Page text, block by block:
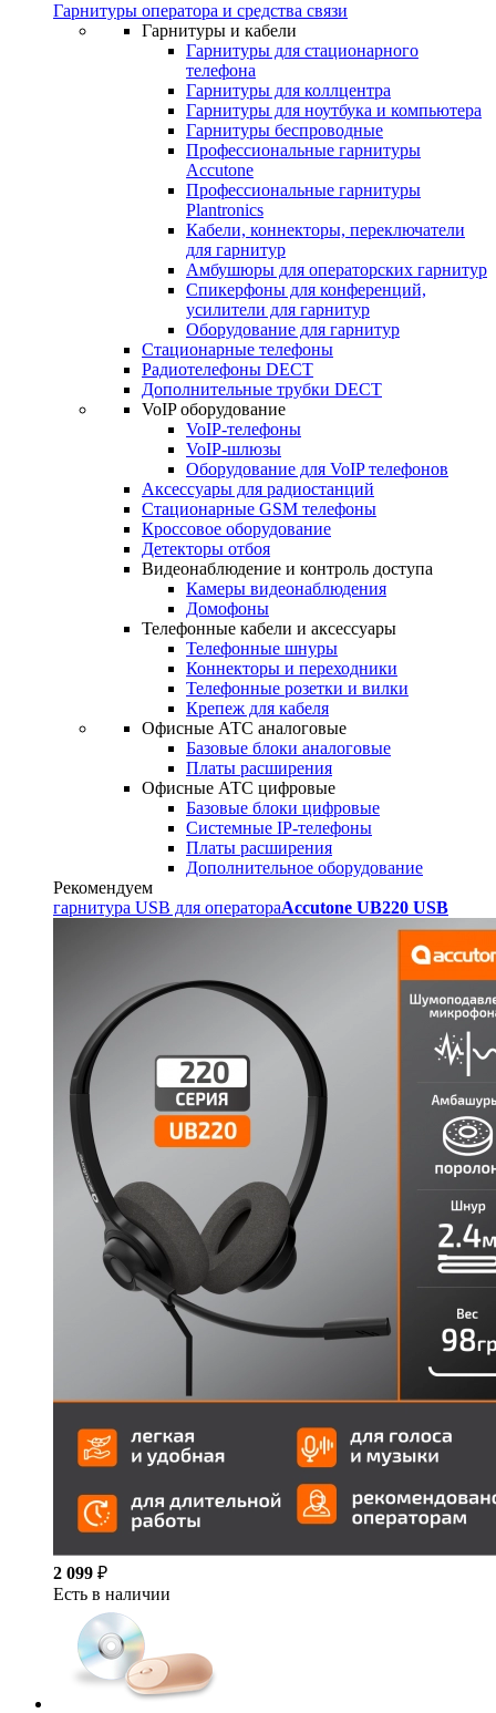
Гарнитуры оператора и средства связи
Гарнитуры и кабели
Гарнитуры для стационарного
телефона
Гарнитуры для коллцентра
Гарнитуры для ноутбука и компьютера
Гарнитуры беспроводные
Профессиональные гарнитуры
Accutone
Профессиональные гарнитуры
Plantronics
Кабели, коннекторы, переключатели
для гарнитур
Амбушюры для операторских гарнитур
Cпикерфоны для конференций,
усилители для гарнитур
Оборудование для гарнитур
Стационарные телефоны
Радиотелефоны DECT
Дополнительные трубки DECT
VoIP оборудование
VoIP-телефоны
VoIP-шлюзы
Оборудование для VoIP телефонов
Аксессуары для радиостанций
Стационарные GSM телефоны
Кроссовое оборудование
Детекторы отбоя
Видеонаблюдение и контроль доступа
Камеры видеонаблюдения
Домофоны
Телефонные кабели и аксессуары
Телефонные шнуры
Коннекторы и переходники
Телефонные розетки и вилки
Крепеж для кабеля
Офисные АТС аналоговые
Базовые блоки аналоговые
Платы расширения
Офисные АТС цифровые
Базовые блоки цифровые
Системные IP-телефоны
Платы расширения
Дополнительное оборудование
Рекомендуем
гарнитура USB для оператораAccutone UB220 USB
2 099 ₽
Есть в наличии